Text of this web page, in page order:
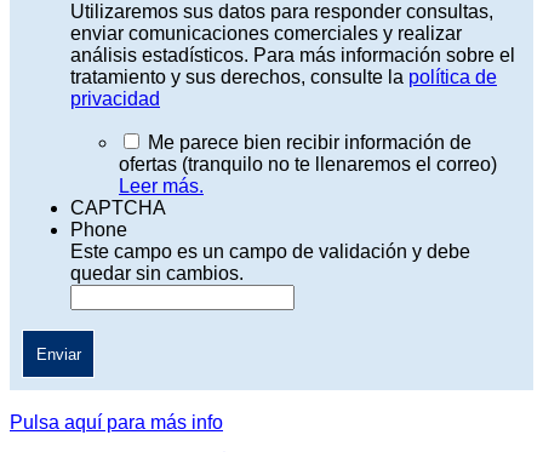
Utilizaremos sus datos para responder consultas,
enviar comunicaciones comerciales y realizar
análisis estadísticos. Para más información sobre el
tratamiento y sus derechos, consulte la política de
privacidad
Me parece bien recibir información de
ofertas (tranquilo no te llenaremos el correo)
Leer más.
CAPTCHA
Phone
Este campo es un campo de validación y debe
quedar sin cambios.
Pulsa aquí para más info